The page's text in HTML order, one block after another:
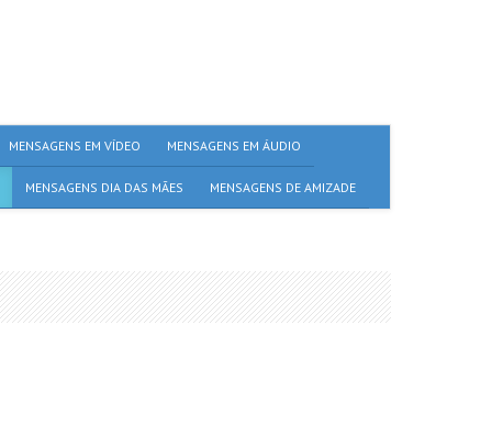
MENSAGENS EM VÍDEO MENSAGENS EM ÁUDIO
MENSAGENS DIA DAS MÃES MENSAGENS DE AMIZADE